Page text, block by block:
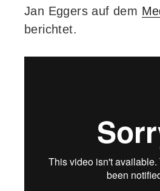
Jan Eggers auf dem
berichtet.